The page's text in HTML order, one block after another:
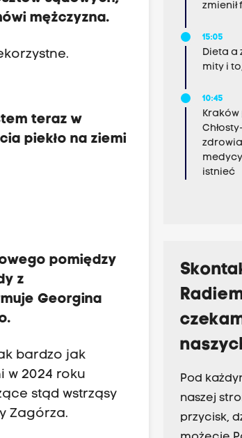
mężczyzna.
teraz w
piekło na ziemi
pomiędzy
z
Georgina
bardzo jak
w 2024 roku
stąd wstrząsy
Zagórza.
15:05
Dieta a
mity i
10:45
Kraków
zdrowia
istnieć
Pod
naszej
przycisk,